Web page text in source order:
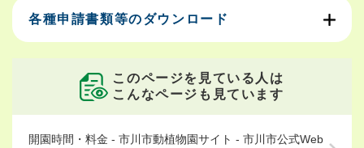
各種申請書類等のダウンロード
このページを見ている人は
こんなページも見ています
開園時間・料金 - 市川市動植物園サイト - 市川市公式Web